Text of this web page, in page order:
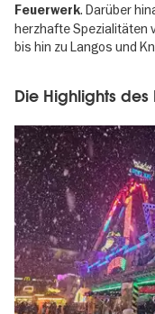
Feuerwerk. Darüber
herzhafte Spezialitäten
bis hin zu Langos und
Die Highlights